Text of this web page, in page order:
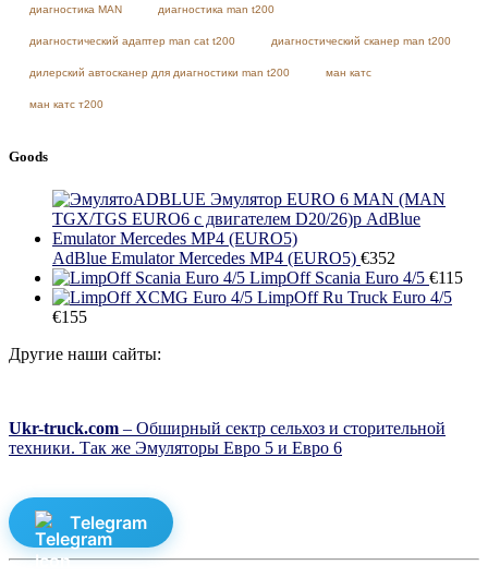
диагностика MAN диагностика man t200
диагностический адаптер man cat t200 диагностический сканер man t200
дилерский автосканер для диагностики man t200 ман катс
ман катс т200
Goods
AdBlue Emulator Mercedes MP4 (EURO5) €352
LimpOff Scania Euro 4/5 €115
LimpOff Ru Truck Euro 4/5
€155
Другие наши сайты:
Ukr-truck.com – Обширный сектр сельхоз и сторительной
техники. Так же Эмуляторы Евро 5 и Евро 6
Telegram